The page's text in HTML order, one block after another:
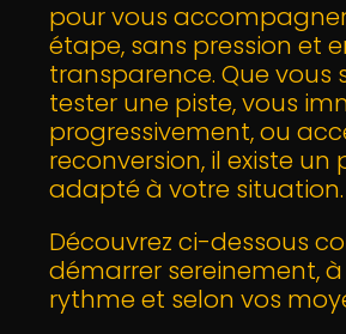
pour vous
étape, sans pression et
transparence. Que vous
tester une piste, vous
progressivement, ou
reconversion, il existe un
adapté à votre situation.
Découvrez ci-dessous
démarrer sereinement,
rythme et selon vos